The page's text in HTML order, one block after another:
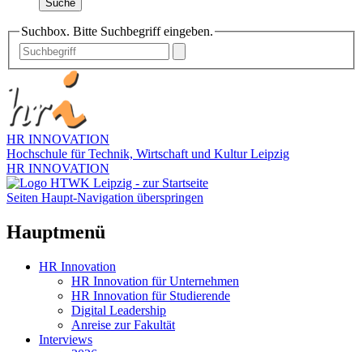
Suche
Suchbox. Bitte Suchbegriff eingeben.
HR INNOVATION
Hochschule für Technik, Wirtschaft und Kultur Leipzig
HR INNOVATION
Seiten Haupt-Navigation überspringen
Hauptmenü
HR Innovation
HR Innovation für Unternehmen
HR Innovation für Studierende
Digital Leadership
Anreise zur Fakultät
Interviews